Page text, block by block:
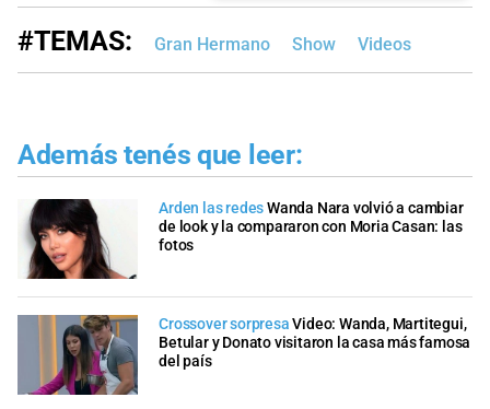
#TEMAS: Gran Hermano Show Videos
Además tenés que leer:
Arden las redesWanda Nara volvió a cambiar
de look y la compararon con Moria Casan: las
fotos
Crossover sorpresa Video: Wanda, Martitegui,
Betular y Donato visitaron la casa más famosa
del país